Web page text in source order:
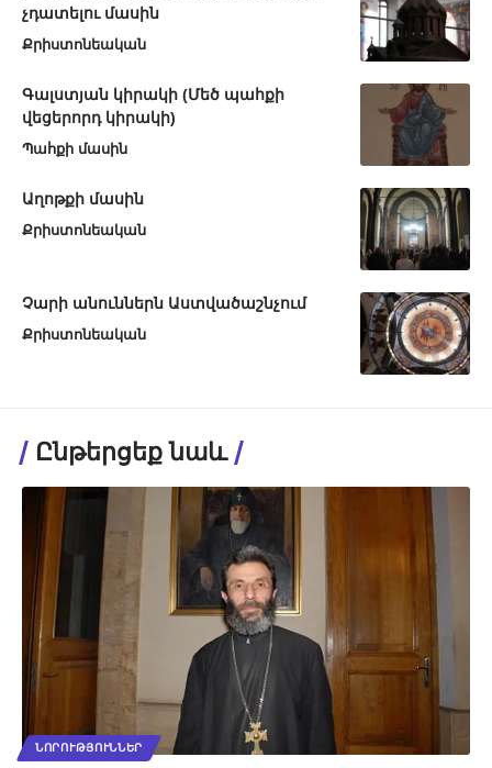
չդատելու մասին
Քրիստոնեական
Գալստյան կիրակի (Մեծ պահքի
վեցերորդ կիրակի)
Պահքի մասին
Աղոթքի մասին
Քրիստոնեական
Չարի անուններն Աստվածաշնչում
Քրիստոնեական
Ընթերցեք նաև
ՆՈՐՈՒԹՅՈՒՆՆԵՐ